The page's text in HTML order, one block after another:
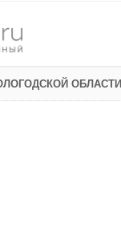
ОБЛАСТИ